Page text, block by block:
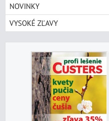
NOVINKY
VYSOKÉ ZĽAVY